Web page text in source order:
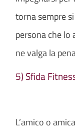
torna sempre
persona che lo
ne valga la
5) Sfida
L’amico o